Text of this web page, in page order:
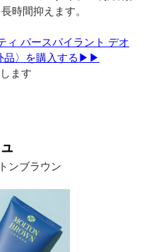
時間抑えます。
ィ パースパイラント デオ
品〉を購入する▶▶
ます
ンブラウン